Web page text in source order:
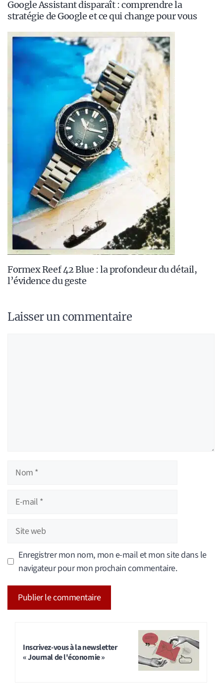
Google Assistant disparaît : comprendre la
stratégie de Google et ce qui change pour vous
Formex Reef 42 Blue : la profondeur du détail,
l’évidence du geste
Laisser un commentaire
Nom
Site
web
Enregistrer mon nom, mon e-mail et mon site dans le
navigateur pour mon prochain commentaire.
Inscrivez-vous à la newsletter
« Journal de l'économie »